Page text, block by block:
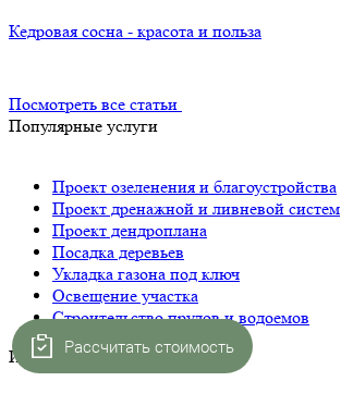
Кедровая сосна - красота и польза
Посмотреть все статьи
Популярные услуги
Проект озеленения и благоустройства
Проект дренажной и ливневой систем
Проект дендроплана
Посадка деревьев
Укладка газона под ключ
Освещение участка
Строительство прудов и водоемов
ИнтересноеРассчитать стоимость